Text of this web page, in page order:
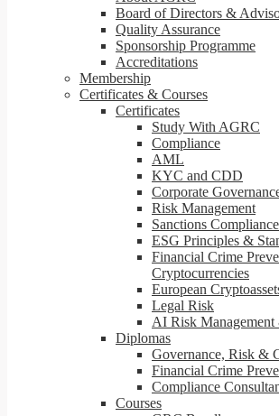
Board of Directors &
Quality Assurance
Sponsorship Programme
Accreditations
Membership
Certificates & Courses
Certificates
Study With AGRC
Compliance
AML
KYC and CDD
Corporate
Risk Management
Sanctions Compliance
ESG Principles &
Financial Crime
Cryptocurrencies
European
Legal Risk
AI Risk
Diplomas
Governance, Risk &
Financial Crime
Compliance
Courses